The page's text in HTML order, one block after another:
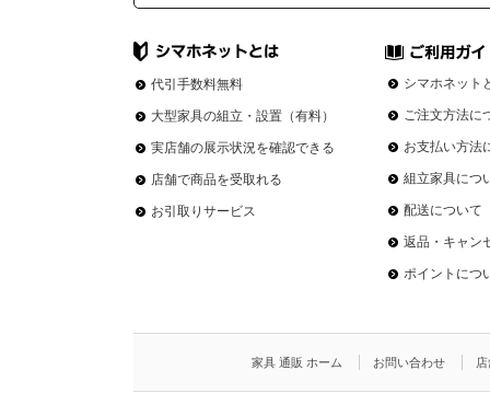
代引手数料無料
大型家具の組立・設置（有料）
実店舗の展示状況を確認できる
店舗で商品を受取れる
お引取りサービス
シマホネット
ご注文方法に
お支払い方法
組立家具につ
配送について
返品・キャン
ポイントにつ
家具 通販 ホーム お問い合わせ